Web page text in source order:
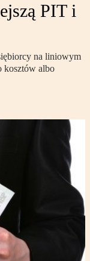
PIT i
na liniowym
kosztów albo